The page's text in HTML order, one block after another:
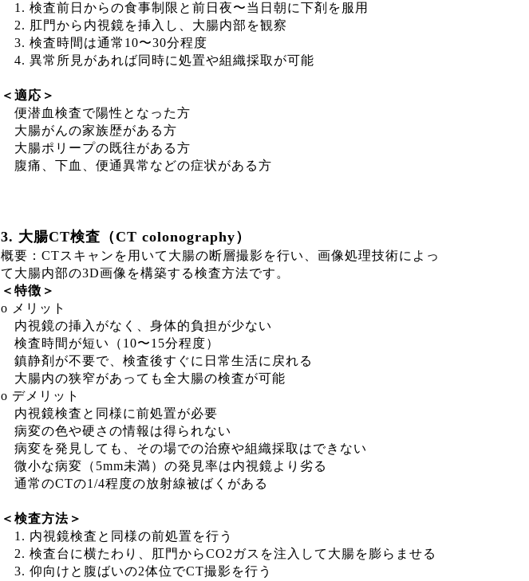
1. 検査前日からの食事制限と前日夜〜当日朝に下剤を服用
2. 肛門から内視鏡を挿入し、大腸内部を観察
3. 検査時間は通常10〜30分程度
4. 異常所見があれば同時に処置や組織採取が可能
＜適応＞
便潜血検査で陽性となった方
大腸がんの家族歴がある方
大腸ポリープの既往がある方
腹痛、下血、便通異常などの症状がある方
3. 大腸CT検査（CT colonography）
概要：CTスキャンを用いて大腸の断層撮影を行い、画像処理技術によっ
て大腸内部の3D画像を構築する検査方法です。
＜特徴＞
o メリット
内視鏡の挿入がなく、身体的負担が少ない
検査時間が短い（10〜15分程度）
鎮静剤が不要で、検査後すぐに日常生活に戻れる
大腸内の狭窄があっても全大腸の検査が可能
o デメリット
内視鏡検査と同様に前処置が必要
病変の色や硬さの情報は得られない
病変を発見しても、その場での治療や組織採取はできない
微小な病変（5mm未満）の発見率は内視鏡より劣る
通常のCTの1/4程度の放射線被ばくがある
＜検査方法＞
1. 内視鏡検査と同様の前処置を行う
2. 検査台に横たわり、肛門からCO2ガスを注入して大腸を膨らませる
3. 仰向けと腹ばいの2体位でCT撮影を行う